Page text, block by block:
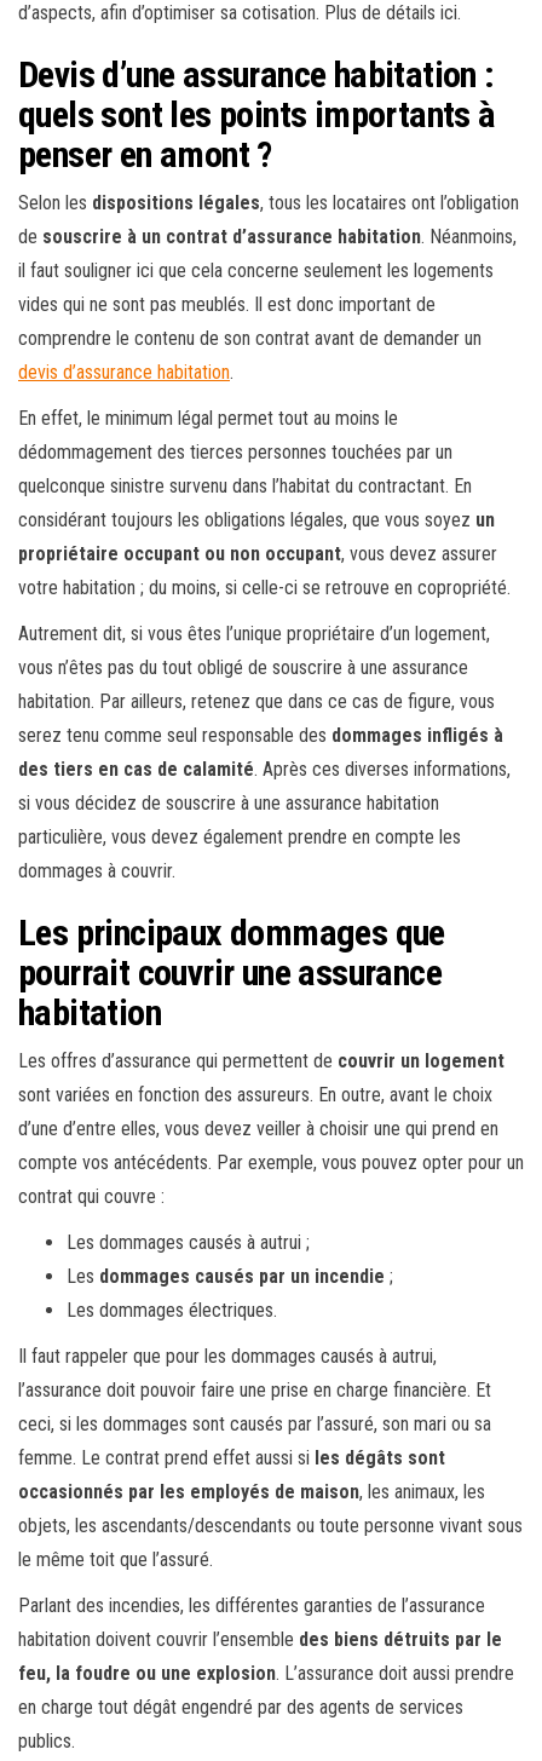
d’aspects, afin d’optimiser sa cotisation. Plus de détails ici.
Devis d’une assurance habitation :
quels sont les points importants à
penser en amont ?
Selon les dispositions légales, tous les locataires ont l’obligation
de souscrire à un contrat d’assurance habitation. Néanmoins,
il faut souligner ici que cela concerne seulement les logements
vides qui ne sont pas meublés. Il est donc important de
comprendre le contenu de son contrat avant de demander un
devis d’assurance habitation.
En effet, le minimum légal permet tout au moins le
dédommagement des tierces personnes touchées par un
quelconque sinistre survenu dans l’habitat du contractant. En
considérant toujours les obligations légales, que vous soyez un
propriétaire occupant ou non occupant, vous devez assurer
votre habitation ; du moins, si celle-ci se retrouve en copropriété.
Autrement dit, si vous êtes l’unique propriétaire d’un logement,
vous n’êtes pas du tout obligé de souscrire à une assurance
habitation. Par ailleurs, retenez que dans ce cas de figure, vous
serez tenu comme seul responsable des dommages infligés à
des tiers en cas de calamité. Après ces diverses informations,
si vous décidez de souscrire à une assurance habitation
particulière, vous devez également prendre en compte les
dommages à couvrir.
Les principaux dommages que
pourrait couvrir une assurance
habitation
Les offres d’assurance qui permettent de couvrir un logement
sont variées en fonction des assureurs. En outre, avant le choix
d’une d’entre elles, vous devez veiller à choisir une qui prend en
compte vos antécédents. Par exemple, vous pouvez opter pour un
contrat qui couvre :
Les dommages causés à autrui ;
Les dommages causés par un incendie ;
Les dommages électriques.
Il faut rappeler que pour les dommages causés à autrui,
l’assurance doit pouvoir faire une prise en charge financière. Et
ceci, si les dommages sont causés par l’assuré, son mari ou sa
femme. Le contrat prend effet aussi si les dégâts sont
occasionnés par les employés de maison, les animaux, les
objets, les ascendants/descendants ou toute personne vivant sous
le même toit que l’assuré.
Parlant des incendies, les différentes garanties de l’assurance
habitation doivent couvrir l’ensemble des biens détruits par le
feu, la foudre ou une explosion. L’assurance doit aussi prendre
en charge tout dégât engendré par des agents de services
publics.